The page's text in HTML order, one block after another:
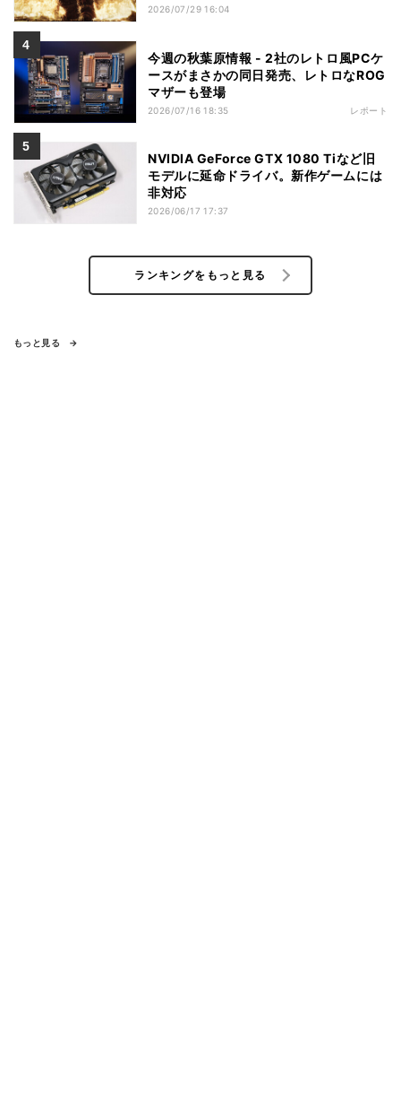
2026/07/29 16:04
今週の秋葉原情報 - 2社のレトロ風PCケ
ースがまさかの同日発売、レトロなROG
マザーも登場
2026/07/16 18:35 レポート
NVIDIA GeForce GTX 1080 Tiなど旧
モデルに延命ドライバ。新作ゲームには
非対応
2026/06/17 17:37
ランキングをもっと見る
もっと見る